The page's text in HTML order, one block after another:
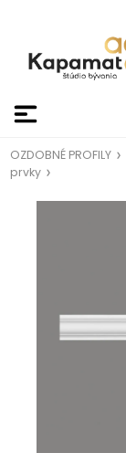
OZDOBNÉ PROFILY
prvky